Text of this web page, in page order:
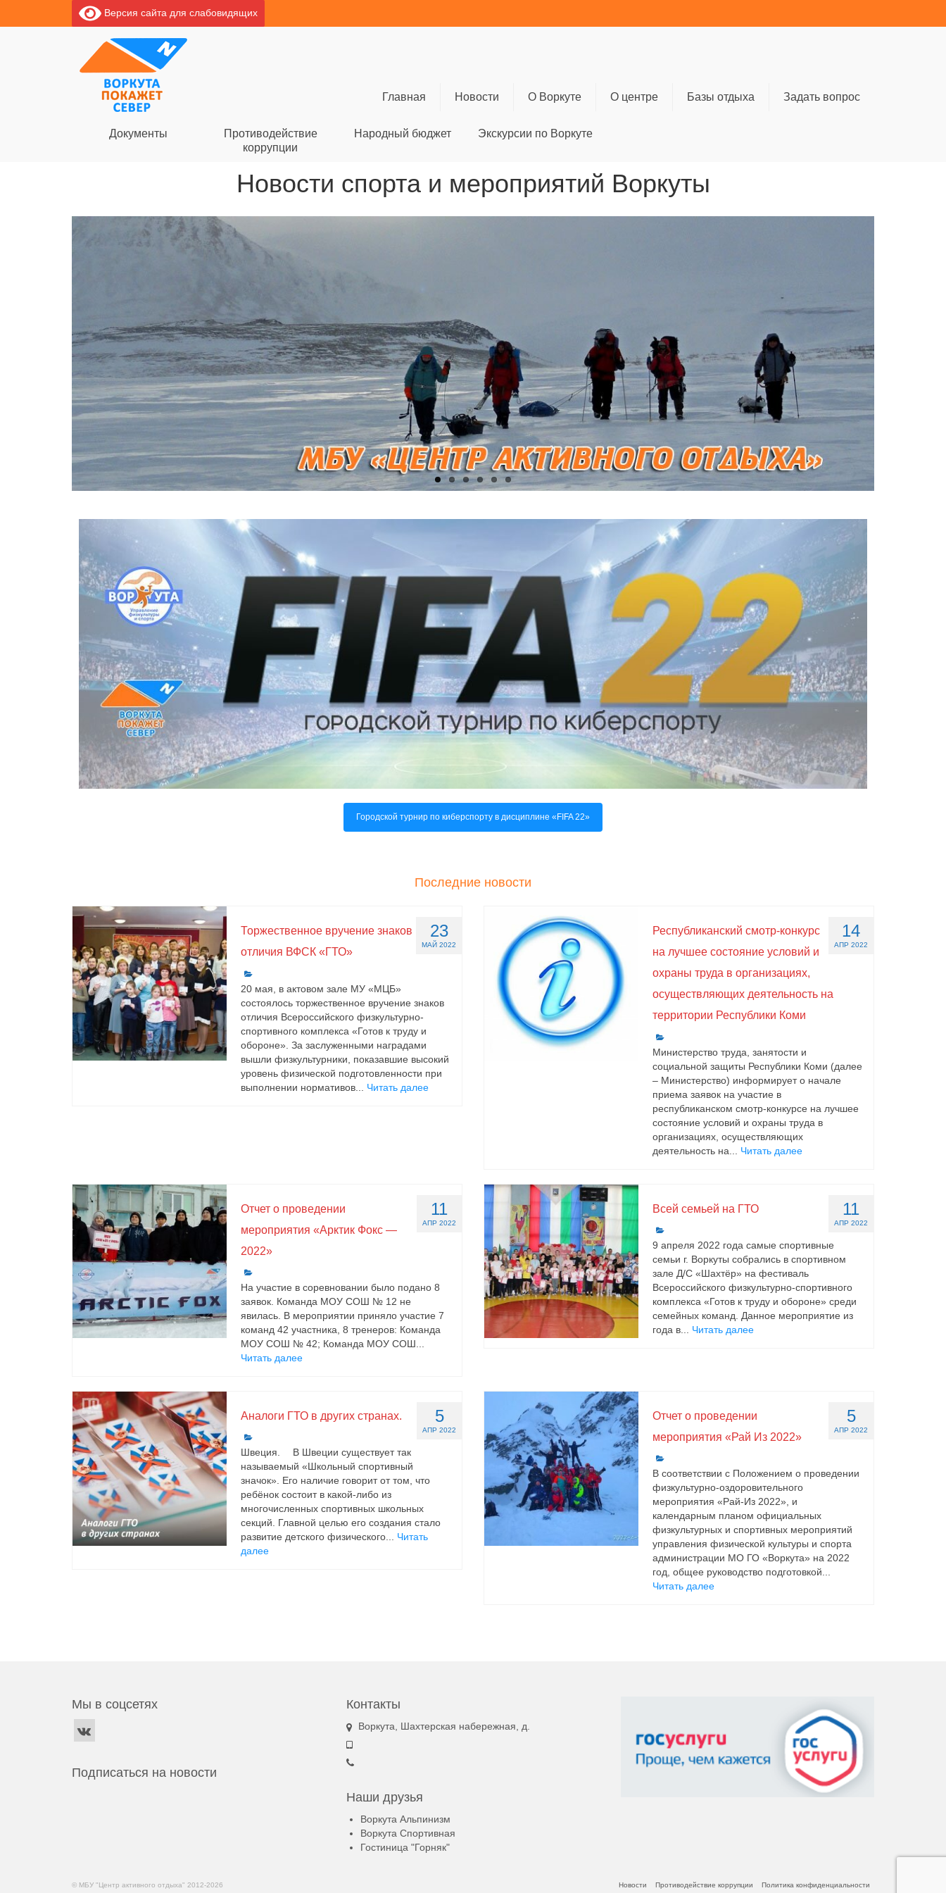
Версия сайта для слабовидящих
Главная Новости О Воркуте О центре Базы отдыха Задать вопрос
Документы
Противодействие
коррупции
Народный бюджет Экскурсии по Воркуте
Новости спорта и мероприятий Воркуты
Городской турнир по киберспорту в дисциплине «FIFA 22»
Последние новости
23
МАЙ 2022
Торжественное вручение знаков
отличия ВФСК «ГТО»
20 мая, в актовом зале МУ «МЦБ»
состоялось торжественное вручение знаков
отличия Всероссийского физкультурно-
спортивного комплекса «Готов к труду и
обороне». За заслуженными наградами
вышли физкультурники, показавшие высокий
уровень физической подготовленности при
выполнении нормативов... Читать далее
14
АПР 2022
Республиканский смотр-конкурс
на лучшее состояние условий и
охраны труда в организациях,
осуществляющих деятельность на
территории Республики Коми
Министерство труда, занятости и
социальной защиты Республики Коми (далее
– Министерство) информирует о начале
приема заявок на участие в
республиканском смотр-конкурсе на лучшее
состояние условий и охраны труда в
организациях, осуществляющих
деятельность на... Читать далее
11
АПР 2022
Отчет о проведении
мероприятия «Арктик Фокс —
2022»
На участие в соревновании было подано 8
заявок. Команда МОУ СОШ № 12 не
явилась. В мероприятии приняло участие 7
команд 42 участника, 8 тренеров: Команда
МОУ СОШ № 42; Команда МОУ СОШ...
Читать далее
11
АПР 2022
Всей семьей на ГТО
9 апреля 2022 года самые спортивные
семьи г. Воркуты собрались в спортивном
зале Д/С «Шахтёр» на фестиваль
Всероссийского физкультурно-спортивного
комплекса «Готов к труду и обороне» среди
семейных команд. Данное мероприятие из
года в... Читать далее
5
АПР 2022
Аналоги ГТО в других странах.
Швеция. ⠀ В Швеции существует так
называемый «Школьный спортивный
значок». Его наличие говорит от том, что
ребёнок состоит в какой-либо из
многочисленных спортивных школьных
секций. Главной целью его создания стало
развитие детского физического... Читать
далее
5
АПР 2022
Отчет о проведении
мероприятия «Рай Из 2022»
В соответствии с Положением о проведении
физкультурно-оздоровительного
мероприятия «Рай-Из 2022», и
календарным планом официальных
физкультурных и спортивных мероприятий
управления физической культуры и спорта
администрации МО ГО «Воркута» на 2022
год, общее руководство подготовкой...
Читать далее
Мы в соцсетях
Подписаться на новости
Контакты
Воркута, Шахтерская набережная, д.
Наши друзья
Воркута Альпинизм
Воркута Спортивная
Гостиница "Горняк"
Новости Противодействие коррупции Политика конфиденциальности
© МБУ "Центр активного отдыха" 2012-2026